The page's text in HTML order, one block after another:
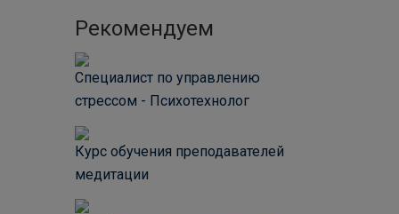
Рекомендуем
Специалист по управлению
стрессом - Психотехнолог
Курс обучения преподавателей
медитации